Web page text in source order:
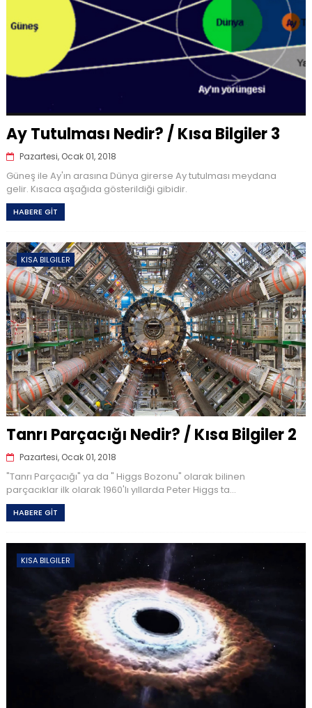
Ay Tutulması Nedir? / Kısa Bilgiler 3
Pazartesi, Ocak 01, 2018
Güneş ile Ay'ın arasına Dünya girerse Ay tutulması meydana
gelir. Kısaca aşağıda gösterildiği gibidir.
HABERE GİT
KISA BILGILER
Tanrı Parçacığı Nedir? / Kısa Bilgiler 2
Pazartesi, Ocak 01, 2018
"Tanrı Parçacığı" ya da " Higgs Bozonu" olarak bilinen
parçacıklar ilk olarak 1960'lı yıllarda Peter Higgs ta...
HABERE GİT
KISA BILGILER